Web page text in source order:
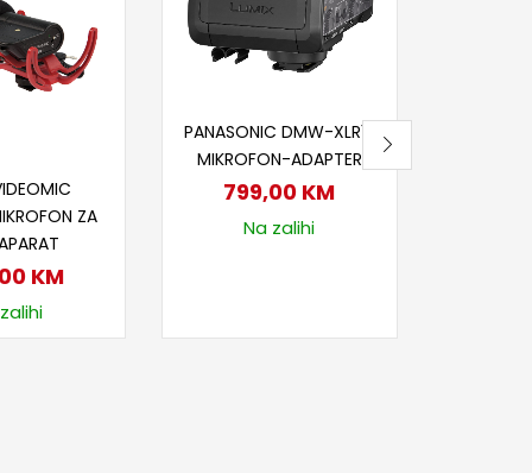
ZA
KM
PANASONIC DMW-XLR1E
MIKROFON-ADAPTER
799,00 KM
Na zalihi